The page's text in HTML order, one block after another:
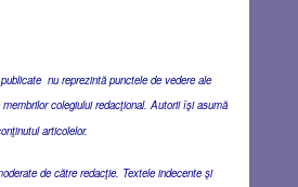
nu reprezintă punctele de vedere ale
colegiului redacţional. Autorii îşi asumă
articolelor.
de către redacţie. Textele indecente şi